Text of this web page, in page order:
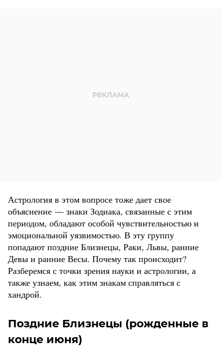
Астрология в этом вопросе тоже дает свое
объяснение — знаки Зодиака, связанные с этим
периодом, обладают особой чувствительностью и
эмоциональной уязвимостью. В эту группу
попадают поздние Близнецы, Раки, Львы, ранние
Девы и ранние Весы. Почему так происходит?
Разберемся с точки зрения науки и астрологии, а
также узнаем, как этим знакам справляться с
хандрой.
Поздние Близнецы (рожденные в
конце июня)